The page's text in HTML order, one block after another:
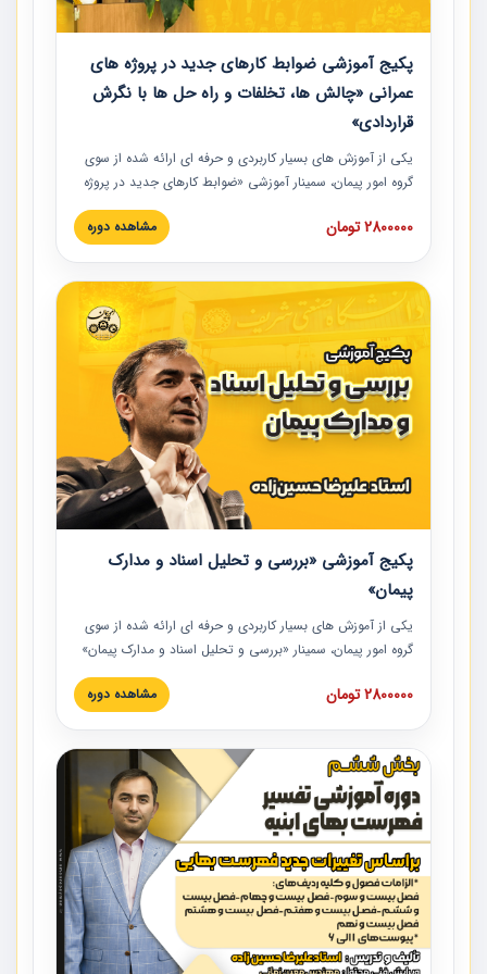
پکیج آموزشی ضوابط کارهای جدید در پروژه های
عمرانی «چالش ها، تخلفات و راه حل ها با نگرش
قراردادی»
یکی از آموزش‏‏‏‏‏‏ های بسیار کاربردی و حرفه‏ ای ارائه شده از سوی
گروه امور پیمان، سمینار آموزشی «ضوابط کارهای جدید در پروژه
های عمرانی» چالش ها، تخلفات و راه حل ها با نگرش قراردادی
است که در محل سندیکای شرکت های ساختمانی کشور ارائه شد.
مدارک پیمان به همراه تجربیات عملی ارائه شده است.
2800000 تومان مشاهده دوره
پکیج آموزشی «بررسی و تحلیل اسناد و مدارک
پیمان»
یکی از آموزش‏‏‏‏‏‏ های بسیار کاربردی و حرفه‏ ای ارائه شده از سوی
گروه امور پیمان، سمینار «بررسی و تحلیل اسناد و مدارک پیمان»
است که در دانشگاه صنعتی شریف ارائه شد. در این آموزش
نکات کلیدی مربوط به اسناد و مدارک پیمان، اولویت بندی اسناد
پیمان به همراه تجربیات عملی در این خصوص ارائه شده است.
2800000 تومان مشاهده دوره